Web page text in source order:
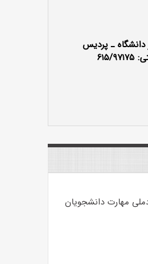
دانشگاه ـ پردیس
مهارت دانشجویان